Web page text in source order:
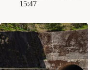
15:47